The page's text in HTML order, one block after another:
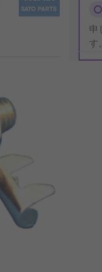
申
す。